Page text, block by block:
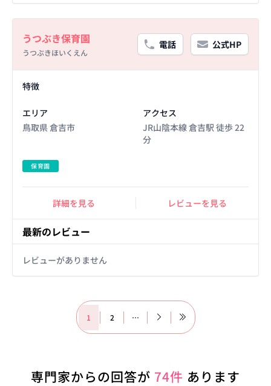
うつぶき保育園
うつぶきほいくえん
電話 公式HP
特徴
エリア
鳥取県 倉吉市
アクセス
JR山陰本線 倉吉駅 徒歩 22
分
保育園
詳細を見る レビューを見る
最新のレビュー
レビューがありません
1 2 …
専門家からの回答が 74件 あります